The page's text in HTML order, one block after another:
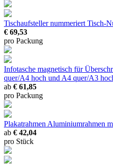
Tischaufsteller nummeriert Tisch-
€ 69,53
pro Packung
Infotasche magnetisch für
quer/A4 hoch und A4 quer/A3
ab € 61,85
pro Packung
Plakatrahmen Aluminiumrahmen
ab € 42,04
pro Stück